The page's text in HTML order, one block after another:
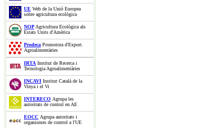
UE Web de la Unió Europea
sobre agricultura ecològica
NOPAgricultura Ecològica als
Estats Units d'Amèrica
Prodeca Promotora d'Export.
Agroalimentàries
IRTA Institut de Recerca i
Tecnologia Agroalimentàries
INCAVI Institut Català de la
Vinya i el Vi
INTERECO Agrupa les
autoritats de control en AE
EOCC Agrupa autoritats i
organismes de control a l'UE